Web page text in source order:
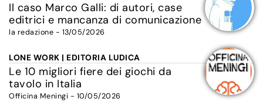
Il caso Marco Galli: di autori, case
editrici e mancanza di comunicazione
la redazione - 13/05/2026
LONE WORK | EDITORIA LUDICA
Le 10 migliori fiere dei giochi da
tavolo in Italia
Officina Meningi - 10/05/2026